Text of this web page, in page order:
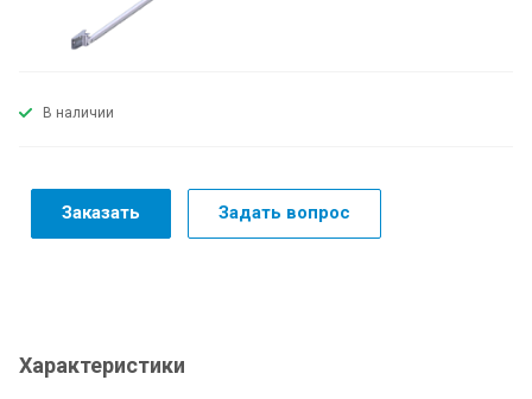
В наличии
Заказать Задать вопрос
Характеристики